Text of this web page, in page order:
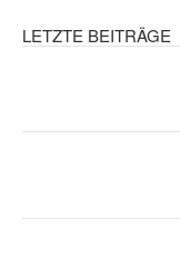
LETZTE BEITRÄGE